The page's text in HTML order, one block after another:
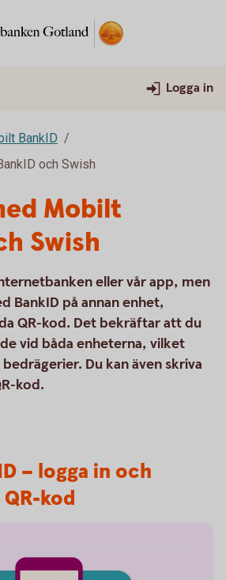
Logga in
BankID
och Swish
Mobilt
Swish
eller vår app, men
BankID på annan enhet,
QR-kod. Det bekräftar att du
vid båda enheterna, vilket
Du kan även skriva
kod.
– logga in och
kod